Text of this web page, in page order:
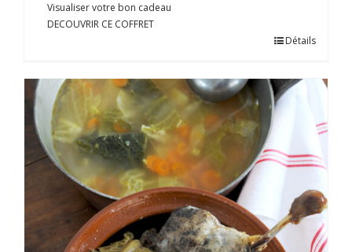
Visualiser votre bon cadeau
DECOUVRIR CE COFFRET
Détails